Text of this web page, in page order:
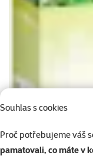
Souhlas s cookies
Proč potřebujeme váš
pamatovali, co máte v